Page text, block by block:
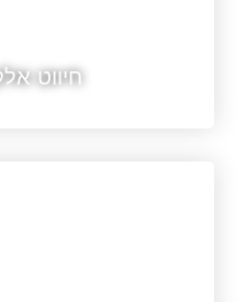
חיווט